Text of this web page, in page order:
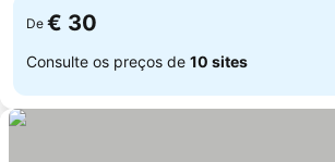
De € 30
Consulte os preços de 10 sites